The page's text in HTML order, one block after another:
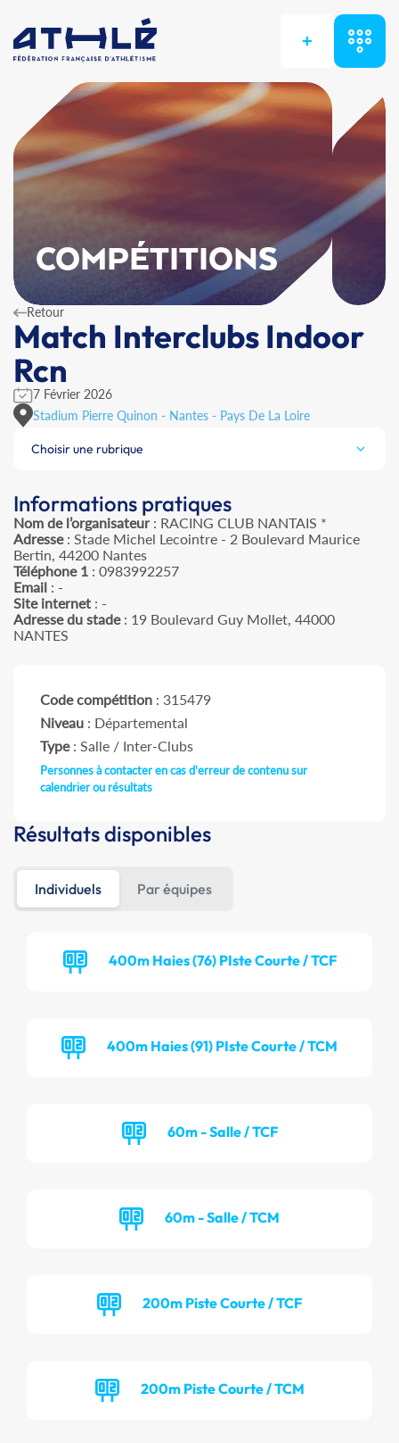
+
COMPÉTITIONS
Retour
Match Interclubs Indoor
Rcn
7 Février 2026
Stadium Pierre Quinon - Nantes - Pays De La Loire
Choisir une rubrique
Informations pratiques
Nom de l’organisateur: RACING CLUB NANTAIS *
Adresse: Stade Michel Lecointre - 2 Boulevard Maurice
Bertin, 44200 Nantes
Téléphone 1 : 0983992257
Email : -
Site internet : -
Adresse du stade: 19 Boulevard Guy Mollet, 44000
NANTES
Code compétition : 315479
Niveau : Départemental
Type: Salle / Inter-Clubs
Personnes à contacter en cas d'erreur de contenu sur
calendrier ou résultats
Résultats disponibles
Individuels Par équipes
400m Haies (76) PIste Courte / TCF
400m Haies (91) PIste Courte / TCM
60m - Salle / TCF
60m - Salle / TCM
200m Piste Courte / TCF
200m Piste Courte / TCM